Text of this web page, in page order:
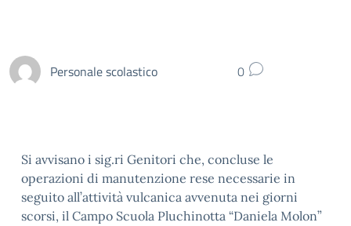
Personale scolastico 0
Si avvisano i sig.ri Genitori che, concluse le
operazioni di manutenzione rese necessarie in
seguito all’attività vulcanica avvenuta nei giorni
scorsi, il Campo Scuola Pluchinotta “Daniela Molon”